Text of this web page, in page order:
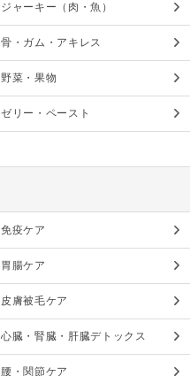
ジャーキー（肉・魚）
骨・ガム・アキレス
野菜・果物
ゼリー・ペースト
免疫ケア
胃腸ケア
皮膚被毛ケア
心臓・腎臓・肝臓デトックス
腰・関節ケア